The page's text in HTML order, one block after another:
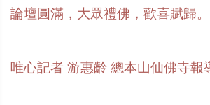
論壇圓滿，大眾禮佛，歡喜賦歸。
唯心記者 游惠齡 總本山仙佛寺報